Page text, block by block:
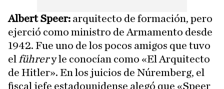
Albert Speer: arquitecto de formación, pero
ejerció como ministro de Armamento desde
1942. Fue uno de los pocos amigos que tuvo
el führery le conocían como «El Arquitecto
de Hitler». En los juicios de Núremberg, el
fiscal jefe estadounidense alegó que «Speer